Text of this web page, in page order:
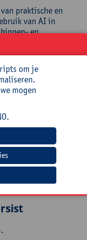
praktische en
van AI in
en
en
in te zetten in
265 56 27,
om je
mogen